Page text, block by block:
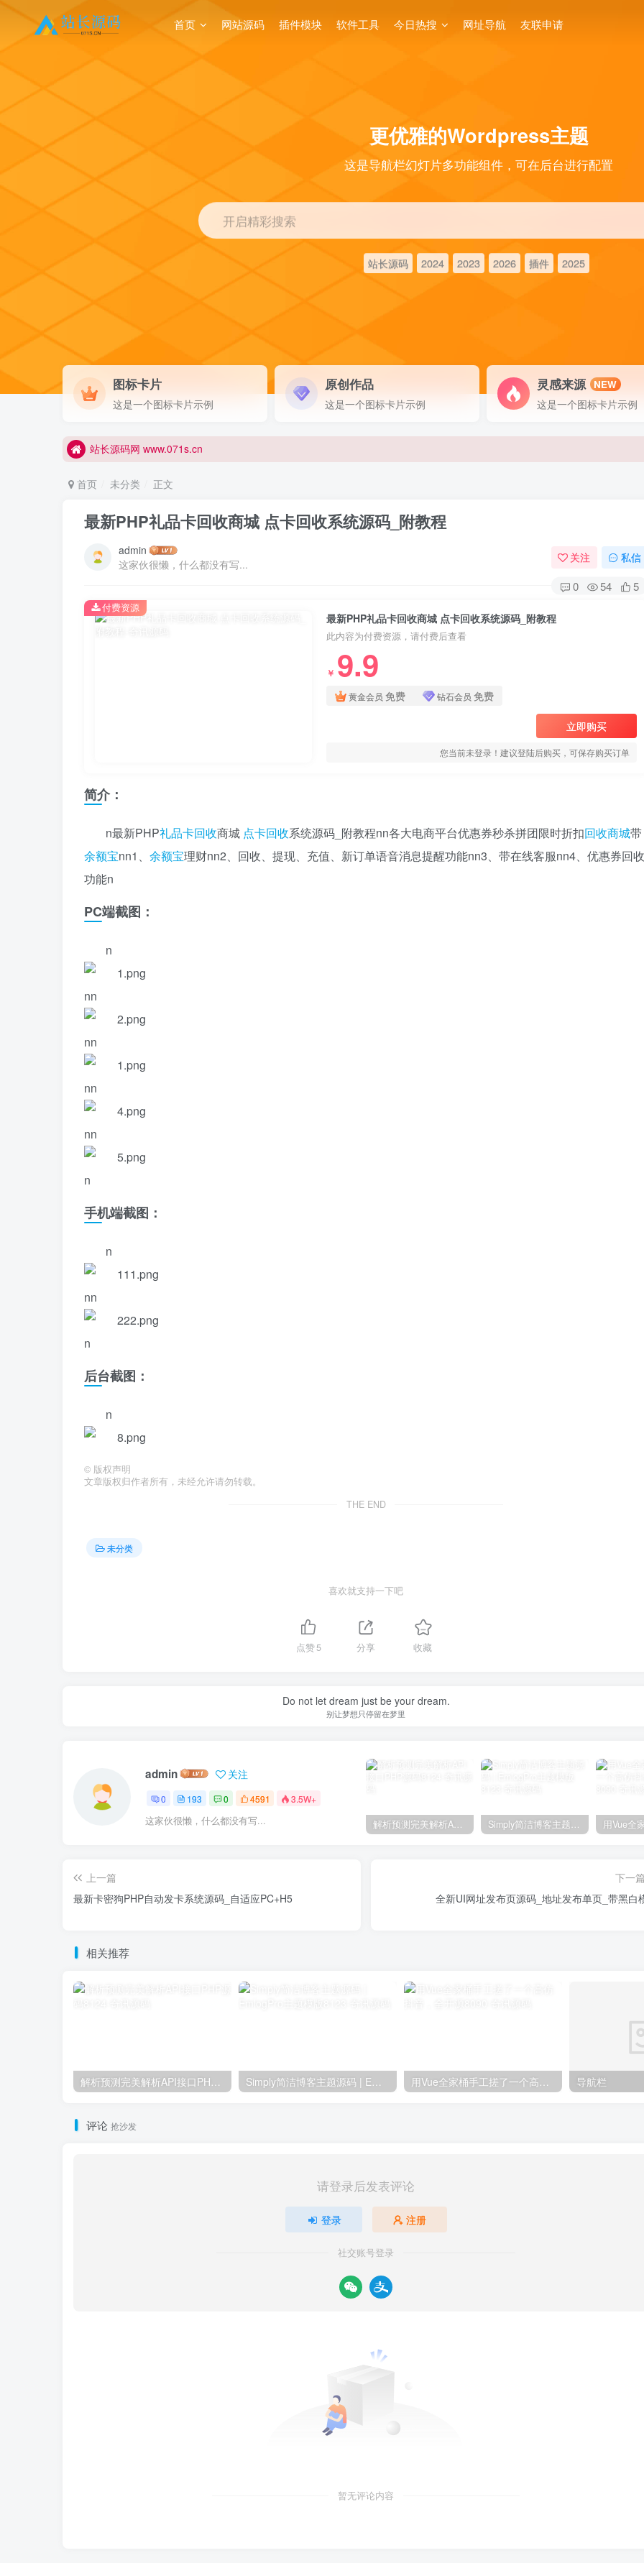
首页 网站源码 插件模块 软件工具 今日热搜 网址导航 友联申请
更优雅的Wordpress主题
这是导航栏幻灯片多功能组件，可在后台进行配置
开启精彩搜索
站长源码 2024 2023 2026 插件 2025
图标卡片
这是一个图标卡片示例
原创作品
这是一个图标卡片示例
灵感来源 NEW
这是一个图标卡片示例
更优雅的WordPress网站主题：子比主题！全面开启
更优雅的WordPress网站主题：子比主题！全面开启
站长源码网 www.071s.cn
首页 未分类 正文
最新PHP礼品卡回收商城 点卡回收系统源码_附教程
admin
这家伙很懒，什么都没有写...
关注 私信
0 54 5
最新PHP礼品卡回收商城 点卡回收系统源码_附教程
此内容为付费资源，请付费后查看
￥ 9.9
黄金会员 免费 钻石会员 免费
立即购买
您当前未登录！建议登陆后购买，可保存购买订单
付费资源
简介：
n最新PHP礼品卡回收商城 点卡回收系统源码_附教程nn各大电商平台优惠券秒杀拼团限时折扣回收商城带
余额宝nn1、 余额宝理财nn2、回收、提现、充值、新订单语音消息提醒功能nn3、带在线客服nn4、优惠券回收
功能n
PC端截图：
n
nn
nn
nn
nn
n
手机端截图：
n
nn
n
后台截图：
n
© 版权声明
文章版权归作者所有，未经允许请勿转载。
THE END
未分类
喜欢就支持一下吧
点赞5 分享 收藏
Do not let dream just be your dream.
别让梦想只停留在梦里
admin 关注
0 193 0 4591 3.5W+
这家伙很懒，什么都没有写... 解析预测完美解析API接口PHP源码8124 Simply简洁博客主题源码 | EmlogPro主题模版8123
上一篇
最新卡密狗PHP自动发卡系统源码_自适应PC+H5
下一
全新UI网址发布页源码_地址发布单页_带黑白
相关推荐
解析预测完美解析API接口PHP源码8124 Simply简洁博客主题源码 | EmlogPro主题模版8123 用Vue全家桶手工搓了一个高仿抖音，全开源8090 导航栏
评论 抢沙发
请登录后发表评论
登录 注册
社交账号登录
暂无评论内容